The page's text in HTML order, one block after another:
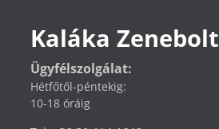
Kaláka Zenebolt
Ügyfélszolgálat:
Hétfőtől-péntekig:
10-18 óráig